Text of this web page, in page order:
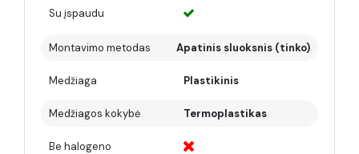
Su įspaudu
Montavimo metodas Apatinis sluoksnis (tinko)
Medžiaga Plastikinis
Medžiagos kokybė Termoplastikas
Be halogeno